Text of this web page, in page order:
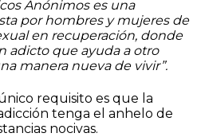
Anónimos es una
por hombres y mujeres de
en recuperación, donde
adicto que ayuda a otro
manera nueva de vivir”.
requisito es que la
tenga el anhelo de
nocivas.